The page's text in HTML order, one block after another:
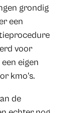
grondig
een
voor
eigen
kmo's.
de